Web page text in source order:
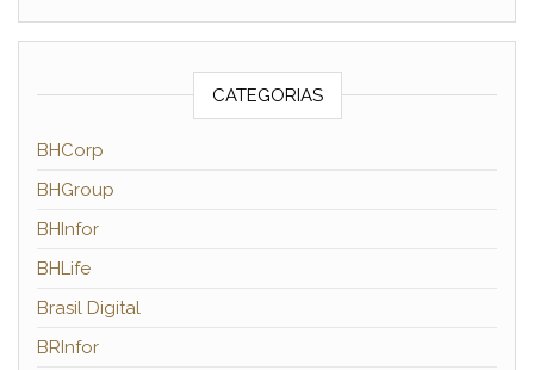
CATEGORIAS
BHCorp
BHGroup
BHInfor
BHLife
Brasil Digital
BRInfor